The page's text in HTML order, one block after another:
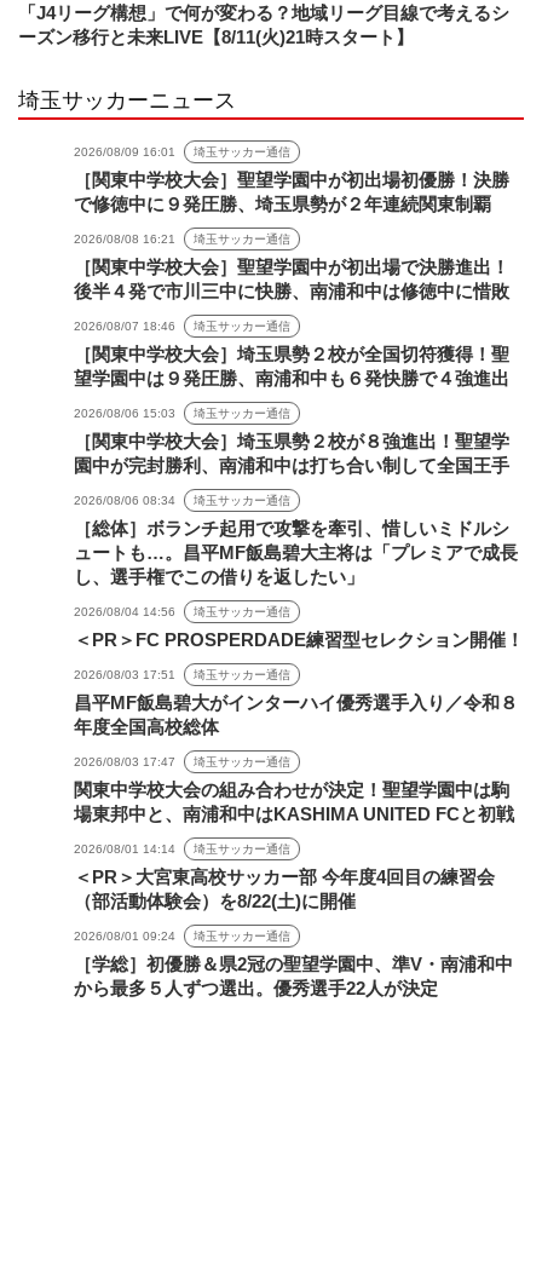
「J4リーグ構想」で何が変わる？地域リーグ目線で考えるシ
ーズン移行と未来LIVE【8/11(火)21時スタート】
埼玉サッカーニュース
2026/08/09 16:01 埼玉サッカー通信
［関東中学校大会］聖望学園中が初出場初優勝！決勝
で修徳中に９発圧勝、埼玉県勢が２年連続関東制覇
2026/08/08 16:21 埼玉サッカー通信
［関東中学校大会］聖望学園中が初出場で決勝進出！
後半４発で市川三中に快勝、南浦和中は修徳中に惜敗
2026/08/07 18:46 埼玉サッカー通信
［関東中学校大会］埼玉県勢２校が全国切符獲得！聖
望学園中は９発圧勝、南浦和中も６発快勝で４強進出
2026/08/06 15:03 埼玉サッカー通信
［関東中学校大会］埼玉県勢２校が８強進出！聖望学
園中が完封勝利、南浦和中は打ち合い制して全国王手
2026/08/06 08:34 埼玉サッカー通信
［総体］ボランチ起用で攻撃を牽引、惜しいミドルシ
ュートも…。昌平MF飯島碧大主将は「プレミアで成長
し、選手権でこの借りを返したい」
2026/08/04 14:56 埼玉サッカー通信
＜PR＞FC PROSPERDADE練習型セレクション開催！
2026/08/03 17:51 埼玉サッカー通信
昌平MF飯島碧大がインターハイ優秀選手入り／令和８
年度全国高校総体
2026/08/03 17:47 埼玉サッカー通信
関東中学校大会の組み合わせが決定！聖望学園中は駒
場東邦中と、南浦和中はKASHIMA UNITED FCと初戦
2026/08/01 14:14 埼玉サッカー通信
＜PR＞大宮東高校サッカー部 今年度4回目の練習会
（部活動体験会）を8/22(土)に開催
2026/08/01 09:24 埼玉サッカー通信
［学総］初優勝＆県2冠の聖望学園中、準V・南浦和中
から最多５人ずつ選出。優秀選手22人が決定